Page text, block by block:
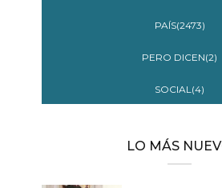
PAÍS(2473)
PERO DICEN(2)
SOCIAL(4)
LO MÁS